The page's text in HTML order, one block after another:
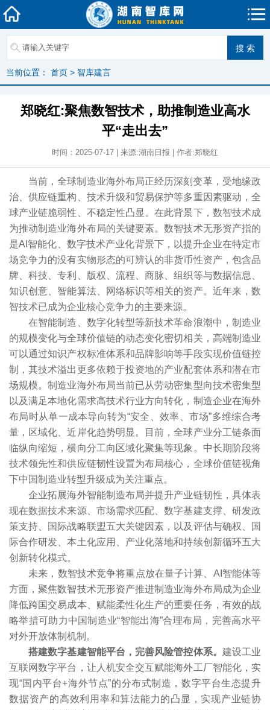
当前位置： 首页 > 智库建言
郑晓红:聚焦数智技术，助推制造业高水
平“走出去”
时间：2025-07-17 | 来源:湖南日报 | 作者:郑晓红
当前，全球制造业海外布局正经历深刻变革，受地缘政
治、供应链重构、技术升级和贸易保护等多重因素驱动，全
球产业链脆弱性、不稳定性凸显。在此背景下，数智技术成
为推动制造业海外布局的关键要素。数智技术无形资产指的
是AI智能化、数字技术产业化背景下，以提升企业在特定市
场竞争力的没有实物形态的可辨认的非货币性资产，包含品
牌、科技、专利、版权、流程、商脉、组织等与数据信息、
知识创意、智能算法、网络标识等相关的资产。近年来，数
智技术已成为企业核心竞争力的主要来源。
在智能制造、数字化转型等新技术革命浪潮中，制造业
的规模变化与全球价值链的动态变化密切相关，高端制造业
可以通过知识产权标准体系和品牌影响等手段实现价值链控
制，其技术溢出更多依赖于投资地的产业配套体系和潜在市
场规模。制造业海外布局当前已从劳动密集型向技术密集型
以及满足本地化需求高技术行业方向转化，制造企业在海外
布局时从单一成本导向转为“安全、效率、市场”多维综合考
量，区域化、近岸化趋势明显。目前，全球产业分工链条面
临纵向缩短，横向分工向区域化聚集等现象。中长期阶段将
技术领先性和供应链韧性设置为布局核心，全球价值链视角
下中国制造业转型升级成为关注重点。
企业拓展海外智能制造布局并提升产业链韧性，具体表
现在数据技术来源、市场需求匹配、数字基建支撑、研发政
策支持、国际战略联盟五大关键因素，以及评估与确权、国
际合作研发、本土化应用、产业化落地和持续创新循环五大
创新转化模式。
未来，数智技术竞争将重点放在量子计算、AI智能体等
方面，聚焦数智技术无形资产推进制造业海外布局成为企业
降低跨国交易成本、赋能柔性化生产的重要任务，有效的战
略举措可助力中国制造业“智能出海”合理布局，完善高水平
对外开放体制机制。
搭建数字基建智能平台，完善风险管控体系。 建设工业
互联网数字平台，让人机安全交互赋能海外工厂智能化，实
现“国内平台+海外节点”的分布式制造，数字平台生态提升
数据资产的高效利用率和算法能力的凸显，实现产业链协